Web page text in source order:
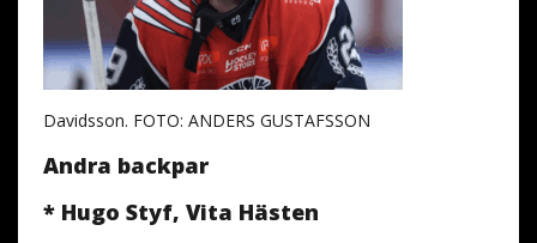
Davidsson. FOTO: ANDERS GUSTAFSSON
Andra backpar
* Hugo Styf, Vita Hästen